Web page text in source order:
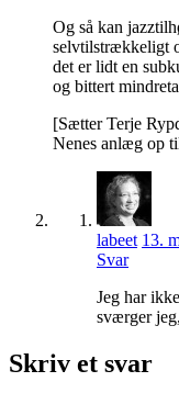
Og så kan
selvtilstrækkeligt
det er lidt en
og bittert
[Sætter Terje
Nenes anlæg op
labeet 13.
Svar
Jeg har
sværger
Skriv et svar